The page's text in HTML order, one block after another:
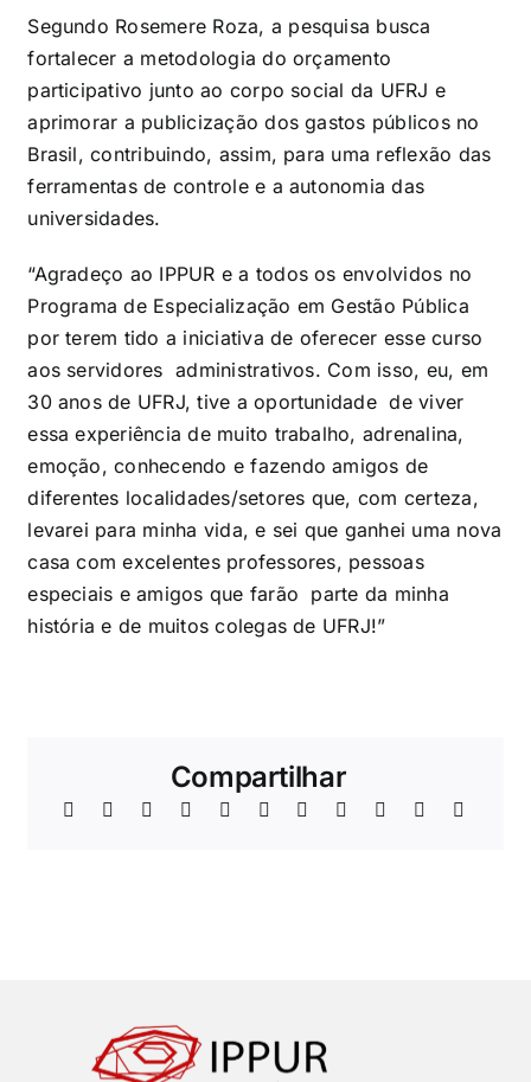
Segundo Rosemere Roza, a pesquisa busca
fortalecer a metodologia do orçamento
participativo junto ao corpo social da UFRJ e
aprimorar a publicização dos gastos públicos no
Brasil, contribuindo, assim, para uma reflexão das
ferramentas de controle e a autonomia das
universidades.
“Agradeço ao IPPUR e a todos os envolvidos no
Programa de Especialização em Gestão Pública
por terem tido a iniciativa de oferecer esse curso
aos servidores administrativos. Com isso, eu, em
30 anos de UFRJ, tive a oportunidade de viver
essa experiência de muito trabalho, adrenalina,
emoção, conhecendo e fazendo amigos de
diferentes localidades/setores que, com certeza,
levarei para minha vida, e sei que ganhei uma nova
casa com excelentes professores, pessoas
especiais e amigos que farão parte da minha
história e de muitos colegas de UFRJ!”
Compartilhar